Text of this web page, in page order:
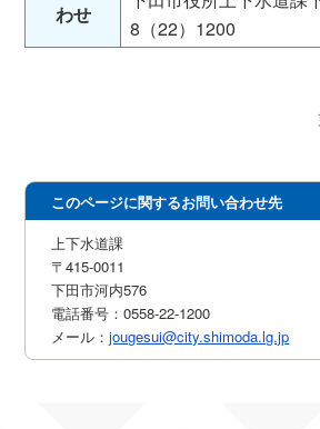
わせ
8（22）1200
このページに関するお問い合わせ先
上下水道課
〒415-0011
下田市河内576
電話番号：0558-22-1200
メール：jougesui@city.shimoda.lg.jp